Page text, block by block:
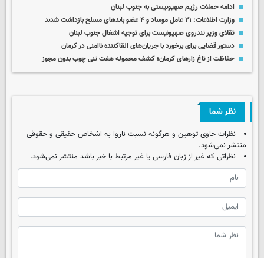
ادامه حملات رژیم صهیونیستی به جنوب لبنان
وزارت اطلاعات: ۲۱ عامل موساد و ۴ عضو باندهای مسلح بازداشت شدند
تقلای وزیر تندروی صهیونیست برای توجیه اشغال جنوب لبنان
دستور قضایی برای برخورد با جریان‌های القاکننده ناامنی در کرمان
حفاظت از تاغ زارهای کرمان؛ کشف محموله هفت تنی چوب بدون مجوز
نظر شما
نظرات حاوی توهین و هرگونه نسبت ناروا به اشخاص حقیقی و حقوقی
منتشر نمی‌شود.
نظراتی که غیر از زبان فارسی یا غیر مرتبط با خبر باشد منتشر نمی‌شود.